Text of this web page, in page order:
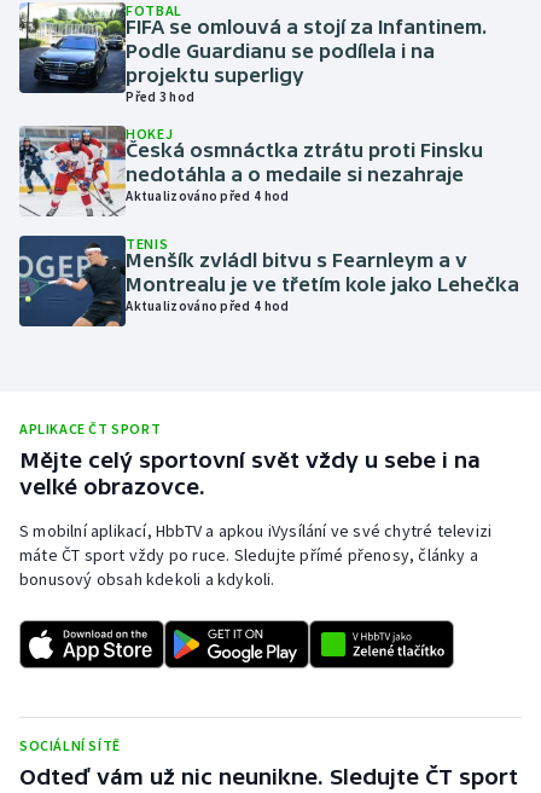
Moderní pětiboj
Motorsport
Olympijské hry
Parasport
Plavání
Plážový volejbal
Short track
Sportovní střelba
Triatlon
FOTBAL
FIFA se omlouvá a stojí za Infantinem.
Podle Guardianu se podílela i na
projektu superligy
Před 3 hod
HOKEJ
Česká osmnáctka ztrátu proti Finsku
nedotáhla a o medaile si nezahraje
Aktualizováno před 4 hod
TENIS
Menšík zvládl bitvu s Fearnleym a v
Montrealu je ve třetím kole jako Lehečka
Aktualizováno před 4 hod
APLIKACE ČT SPORT
Mějte celý sportovní svět vždy u sebe i na
velké obrazovce.
S mobilní aplikací, HbbTV a apkou iVysílání ve své chytré televizi
máte ČT sport vždy po ruce. Sledujte přímé přenosy, články a
bonusový obsah kdekoli a kdykoli.
SOCIÁLNÍ SÍTĚ
Odteď vám už nic neunikne. Sledujte ČT sport